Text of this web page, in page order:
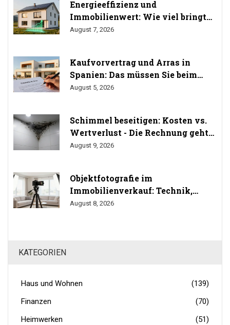
Energieeffizienz und
Immobilienwert: Wie viel bringt
Sanierung wirklich? (Studien
August 7, 2026
Kaufvorvertrag und Arras in
Spanien: Das müssen Sie beim
Immobilienkauf wissen
August 5, 2026
Schimmel beseitigen: Kosten vs.
Wertverlust - Die Rechnung geht
auf
August 9, 2026
Objektfotografie im
Immobilienverkauf: Technik,
Perspektiven und Do's & Don'ts
August 8, 2026
KATEGORIEN
Haus und Wohnen
(139)
Finanzen
(70)
Heimwerken
(51)